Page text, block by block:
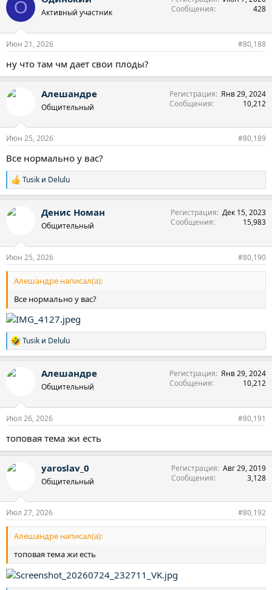
ц
и
О Активный участник
Сообщения
428
Июн 21, 2026 #80,188
ну что там чм дает свои плоды?
Алешандре
Общительный
Регистрация Янв 29, 2024
Сообщения
10,212
Июн 25, 2026 #80,189
Все нормально у вас?
Р
е
к
Tusik и Delulu
Денис Номан
Общительный
Регистрация Дек 15, 2023
Сообщения
15,983
Июн 25, 2026 #80,190
Алешандре написал(а):
Все нормально у вас?
Р
е
к
Tusik и Delulu
Алешандре
Общительный
Регистрация Янв 29, 2024
Сообщения
10,212
Июл 26, 2026 #80,191
топовая тема жи есть
yaroslav_0
Общительный
Регистрация Авг 29, 2019
Сообщения
3,128
Июл 27, 2026 #80,192
Алешандре написал(а):
топовая тема жи есть